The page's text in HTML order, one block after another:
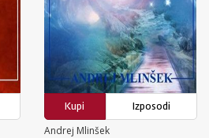
Kupi
Izposodi
Andrej Mlinšek